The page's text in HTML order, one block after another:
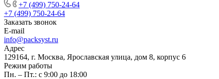
+7 (499) 750-24-64
+7 (499) 750-24-64
Заказать звонок
E-mail
info@packsyst.ru
Адрес
129164, г. Москва, Ярославская улица, дом 8, корпус 6
Режим работы
Пн. – Пт.: с 9:00 до 18:00